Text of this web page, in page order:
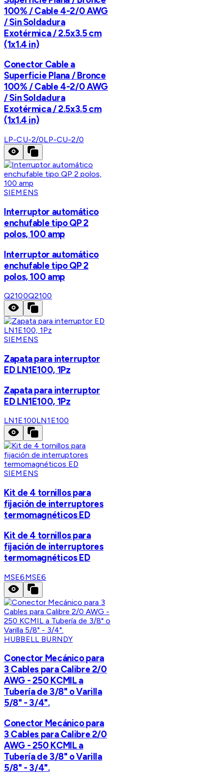
100% / Cable 4-2/0 AWG
/ Sin Soldadura
Exotérmica / 2.5x3.5 cm
(1x1.4 in)
Conector Cable a
Superficie Plana / Bronce
100% / Cable 4-2/0 AWG
/ Sin Soldadura
Exotérmica / 2.5x3.5 cm
(1x1.4 in)
LP-CU-2/0LP-CU-2/0
SIEMENS
Interruptor automático
enchufable tipo QP 2
polos, 100 amp
Interruptor automático
enchufable tipo QP 2
polos, 100 amp
Q2100Q2100
SIEMENS
Zapata para interruptor
ED LN1E100, 1Pz
Zapata para interruptor
ED LN1E100, 1Pz
LN1E100LN1E100
SIEMENS
Kit de 4 tornillos para
fijación de interruptores
termomagnéticos ED
Kit de 4 tornillos para
fijación de interruptores
termomagnéticos ED
MSE6MSE6
HUBBELL BURNDY
Conector Mecánico para
3 Cables para Calibre 2/0
AWG - 250 KCMIL a
Tubería de 3/8" o Varilla
5/8" - 3/4".
Conector Mecánico para
3 Cables para Calibre 2/0
AWG - 250 KCMIL a
Tubería de 3/8" o Varilla
5/8" - 3/4".